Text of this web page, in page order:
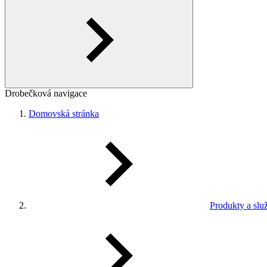
Drobečková navigace
Domovská stránka
Produkty a